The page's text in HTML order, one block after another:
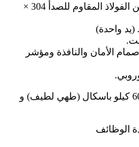
قدر ضغط عالي الجودة مصنوع من الفولاذ المقاوم للصدأ 304 ×
(يد واحدة)
الأمان والنافذة ومؤشر
⚜ – مستويان من ضغط الطهي: 60 كيلو باسكال (طهي لطيف) و